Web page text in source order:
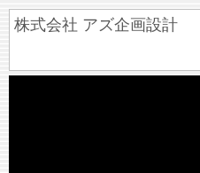
株式会社 アズ企画設計